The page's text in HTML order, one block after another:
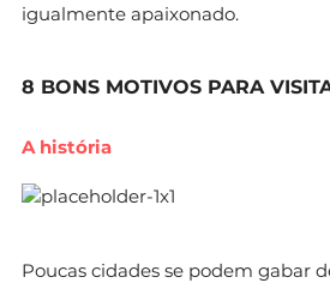
igualmente apaixonado.
8 BONS MOTIVOS PARA
A história
Poucas cidades se podem gabar